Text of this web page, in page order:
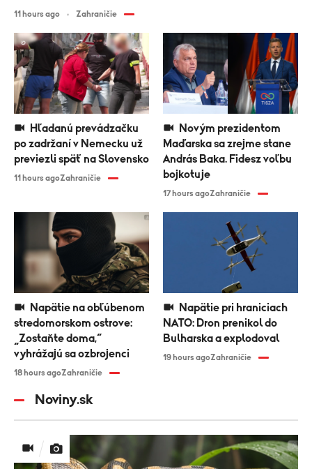
11 hours ago Zahraničie
po zadržaní v Nemecku už
previezli späť na Slovensko
11 hours agoZahraničie
Maďarska sa zrejme stane
András Baka. Fidesz voľbu
bojkotuje
17 hours agoZahraničie
stredomorskom ostrove:
„Zostaňte doma,“
vyhrážajú sa ozbrojenci
18 hours agoZahraničie
NATO: Dron prenikol do
Bulharska a explodoval
19 hours agoZahraničie
Noviny.sk